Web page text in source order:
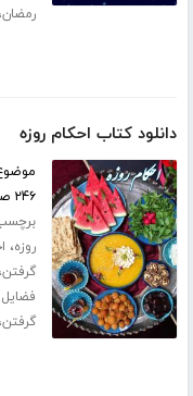
رمضان،
دانلود کتاب احکام روزه
۲۴۶ صفحه
روزه،
گرفتن
گرفتن